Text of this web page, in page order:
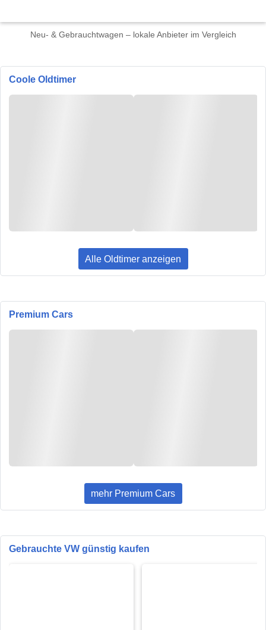
Neu- & Gebrauchtwagen – lokale Anbieter im Vergleich
Coole Oldtimer
Alle Oldtimer anzeigen
Premium Cars
mehr Premium Cars
Gebrauchte VW günstig kaufen